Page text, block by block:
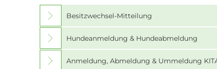
Besitzwechsel-Mitteilung
Hundeanmeldung & Hundeabmeldung
Anmeldung, Abmeldung & Ummeldung